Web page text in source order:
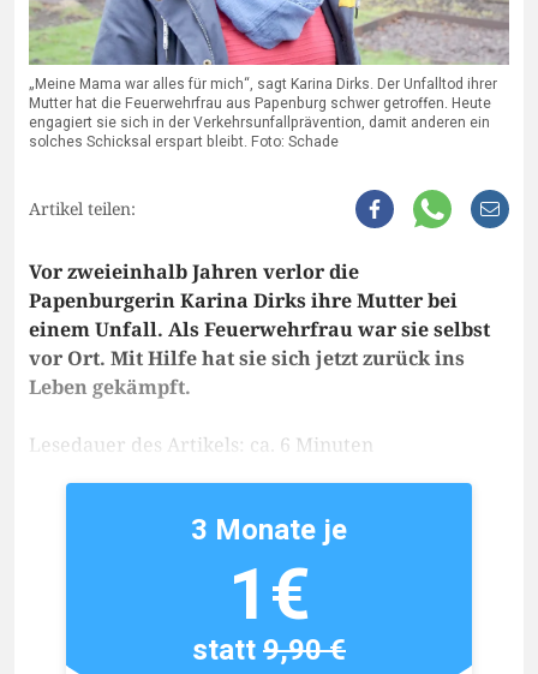
„Meine Mama war alles für mich“, sagt Karina Dirks. Der Unfalltod ihrer
Mutter hat die Feuerwehrfrau aus Papenburg schwer getroffen. Heute
engagiert sie sich in der Verkehrsunfallprävention, damit anderen ein
solches Schicksal erspart bleibt. Foto: Schade
Artikel teilen:
Vor zweieinhalb Jahren verlor die
Papenburgerin Karina Dirks ihre Mutter bei
einem Unfall. Als Feuerwehrfrau war sie selbst
vor Ort. Mit Hilfe hat sie sich jetzt zurück ins
Leben gekämpft.
Lesedauer des Artikels: ca. 6 Minuten
3 Monate je
1€
statt9,90 €